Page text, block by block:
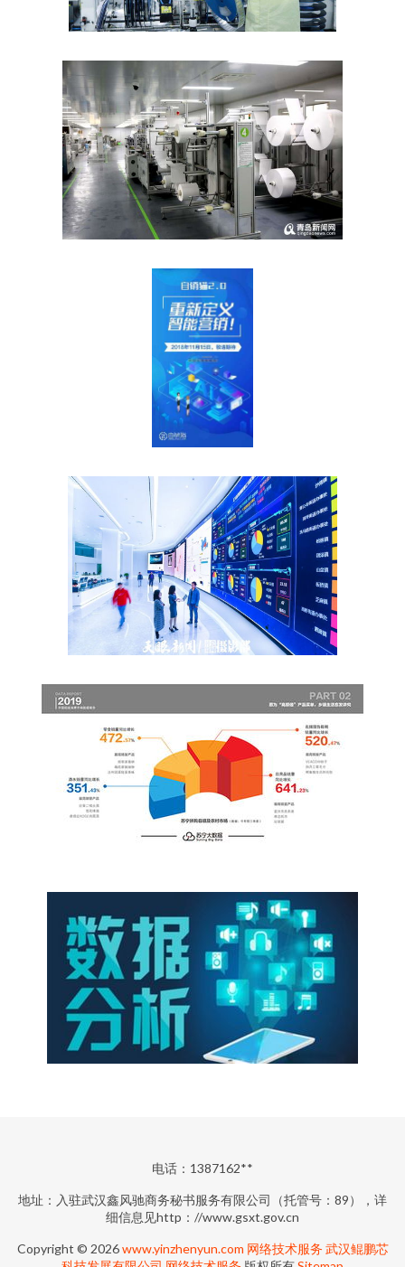
电话：1387162**
地址：入驻武汉鑫风驰商务秘书服务有限公司（托管号：89），详
细信息见http：//www.gsxt.gov.cn
Copyright © 2026www.yinzhenyun.com 网络技术服务 武汉鲲鹏芯